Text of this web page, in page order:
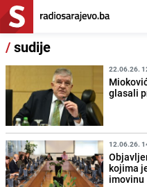
/sudije
22.06.26.
glasali
12.06.26.
kojima
imovinu